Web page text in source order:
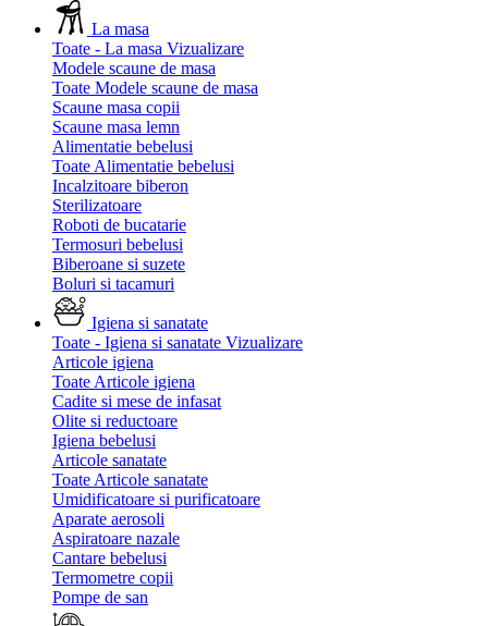
La masa
Toate - La masa Vizualizare
Modele scaune de masa
Toate Modele scaune de masa
Scaune masa copii
Scaune masa lemn
Alimentatie bebelusi
Toate Alimentatie bebelusi
Incalzitoare biberon
Sterilizatoare
Roboti de bucatarie
Termosuri bebelusi
Biberoane si suzete
Boluri si tacamuri
Igiena si sanatate
Toate - Igiena si sanatate Vizualizare
Articole igiena
Toate Articole igiena
Cadite si mese de infasat
Olite si reductoare
Igiena bebelusi
Articole sanatate
Toate Articole sanatate
Umidificatoare si purificatoare
Aparate aerosoli
Aspiratoare nazale
Cantare bebelusi
Termometre copii
Pompe de san